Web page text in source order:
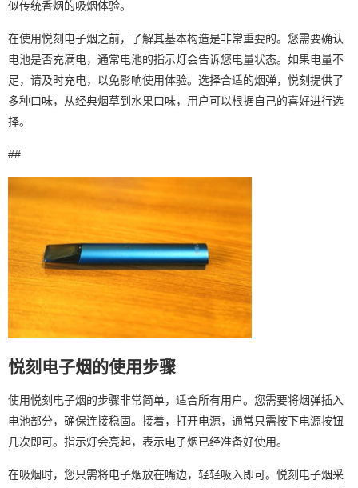
似传统香烟的吸烟体验。
在使用悦刻电子烟之前，了解其基本构造是非常重要的。您需要确认
电池是否充满电，通常电池的指示灯会告诉您电量状态。如果电量不
足，请及时充电，以免影响使用体验。选择合适的烟弹，悦刻提供了
多种口味，从经典烟草到水果口味，用户可以根据自己的喜好进行选
择。
##
悦刻电子烟的使用步骤
使用悦刻电子烟的步骤非常简单，适合所有用户。您需要将烟弹插入
电池部分，确保连接稳固。接着，打开电源，通常只需按下电源按钮
几次即可。指示灯会亮起，表示电子烟已经准备好使用。
在吸烟时，您只需将电子烟放在嘴边，轻轻吸入即可。悦刻电子烟采